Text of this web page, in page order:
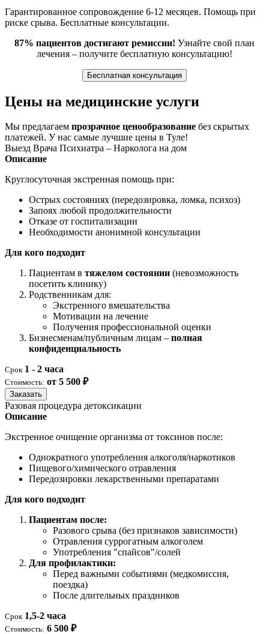
Гарантированное сопровождение 6-12 месяцев. Помощь при
риске срыва. Бесплатные консультации.
87% пациентов достигают ремиссии! Узнайте свой план
лечения – получите бесплатную консультацию!
Бесплатная консультация
Цены на медицинские услуги
Мы предлагаем прозрачное ценообразование без скрытых
платежей. У нас самые лучшие цены в Туле!
Выезд Врача Психиатра – Нарколога на дом
Описание
Круглосуточная экстренная помощь при:
Острых состояниях (передозировка, ломка, психоз)
Запоях любой продолжительности
Отказе от госпитализации
Необходимости анонимной консультации
Для кого подходит
Пациентам в тяжелом состоянии (невозможность
посетить клинику)
Родственникам для:
Экстренного вмешательства
Мотивации на лечение
Получения профессиональной оценки
Бизнесменам/публичным лицам – полная
конфиденциальность
Срок 1 - 2 часа
Стоимость: от 5 500 ₽
Заказать
Разовая процедура детоксикации
Описание
Экстренное очищение организма от токсинов после:
Однократного употребления алкоголя/наркотиков
Пищевого/химического отравления
Передозировки лекарственными препаратами
Для кого подходит
Пациентам после:
Разового срыва (без признаков зависимости)
Отравления суррогатным алкоголем
Употребления "спайсов"/солей
Для профилактики:
Перед важными событиями (медкомиссия,
поездка)
После длительных праздников
Срок 1,5-2 часа
Стоимость: 6 500 ₽